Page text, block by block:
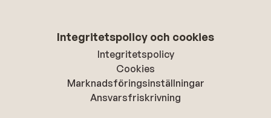
Integritetspolicy och cookies
Integritetspolicy
Cookies
Marknadsföringsinställningar
Ansvarsfriskrivning